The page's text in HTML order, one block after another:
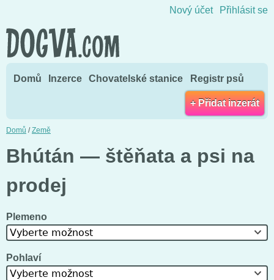
Nový účet Přihlásit se
Domů Inzerce Chovatelské stanice Registr psů
+ Přidat inzerát
Domů /Země
Bhútán — štěňata a psi na
prodej
Plemeno
Vyberte možnost
Pohlaví
Vyberte možnost